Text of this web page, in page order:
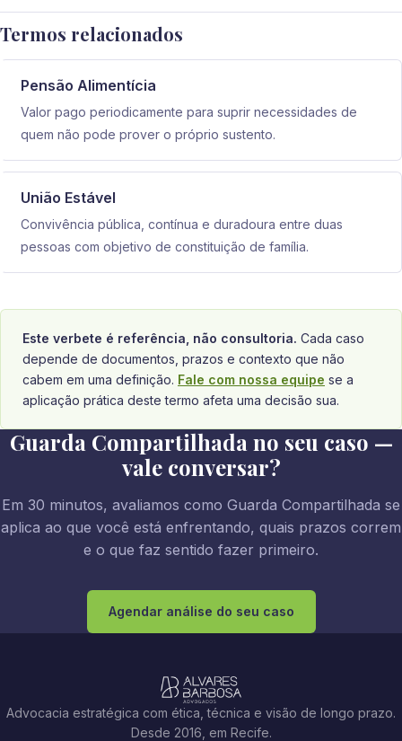
Termos relacionados
Pensão Alimentícia
Valor pago periodicamente para suprir necessidades de
quem não pode prover o próprio sustento.
União Estável
Convivência pública, contínua e duradoura entre duas
pessoas com objetivo de constituição de família.
Este verbete é referência, não consultoria. Cada caso
depende de documentos, prazos e contexto que não
cabem em uma definição. Fale com nossa equipe se a
aplicação prática deste termo afeta uma decisão sua.
Guarda Compartilhada no seu caso —
vale conversar?
Em 30 minutos, avaliamos como Guarda Compartilhada se
aplica ao que você está enfrentando, quais prazos correm
e o que faz sentido fazer primeiro.
Agendar análise do seu caso
Advocacia estratégica com ética, técnica e visão de longo prazo.
Desde 2016, em Recife.